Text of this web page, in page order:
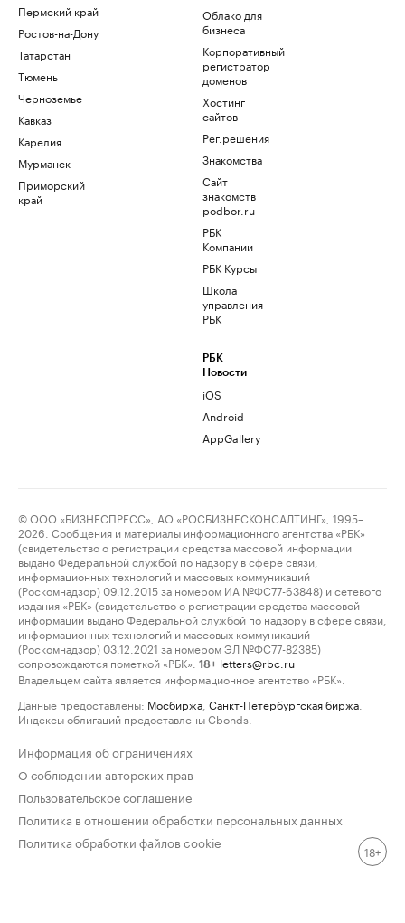
Пермский край
Ростов-на-Дону
Татарстан
Тюмень
Черноземье
Кавказ
Карелия
Мурманск
Приморский
край
Облако для
бизнеса
Корпоративный
регистратор
доменов
Хостинг
сайтов
Рег.решения
Знакомства
Сайт
знакомств
podbor.ru
РБК
Компании
РБК Курсы
Школа
управления
РБК
РБК
Новости
iOS
Android
AppGallery
© ООО «БИЗНЕСПРЕСС», АО «РОСБИЗНЕСКОНСАЛТИНГ», 1995–
2026. Сообщения и материалы информационного агентства «РБК»
(свидетельство о регистрации средства массовой информации
выдано Федеральной службой по надзору в сфере связи,
информационных технологий и массовых коммуникаций
(Роскомнадзор) 09.12.2015 за номером ИА №ФС77-63848) и сетевого
издания «РБК» (свидетельство о регистрации средства массовой
информации выдано Федеральной службой по надзору в сфере связи,
информационных технологий и массовых коммуникаций
(Роскомнадзор) 03.12.2021 за номером ЭЛ №ФС77-82385)
сопровождаются пометкой «РБК».
18+ letters@rbc.ru
Владельцем сайта является информационное агентство «РБК».
Данные предоставлены: Мосбиржа Санкт-Петербургская биржа
Индексы облигаций предоставлены Cbonds.
Информация об ограничениях
О соблюдении авторских прав
Пользовательское соглашение
Политика в отношении обработки персональных данных
Политика обработки файлов cookie
18+